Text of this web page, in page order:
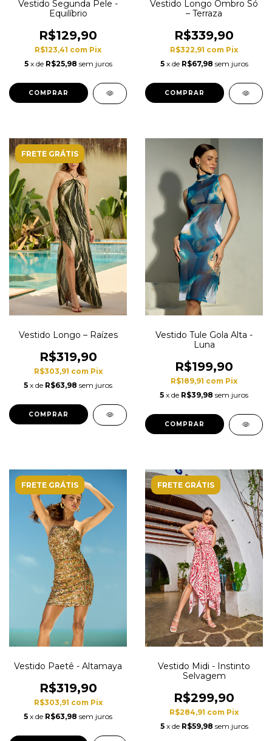
Vestido Segunda Pele -
Equilíbrio
R$129,90
R$123,41 com Pix
5 x de R$25,98 sem juros
COMPRAR
Vestido Longo Ombro Só
– Terraza
R$339,90
R$322,91 com Pix
5 x de R$67,98 sem juros
COMPRAR
FRETE GRÁTIS
Vestido Longo – Raízes
R$319,90
R$303,91 com Pix
5 x de R$63,98 sem juros
COMPRAR
Vestido Tule Gola Alta -
Luna
R$199,90
R$189,91 com Pix
5 x de R$39,98 sem juros
COMPRAR
FRETE GRÁTIS
Vestido Paetê - Altamaya
R$319,90
R$303,91 com Pix
5 x de R$63,98 sem juros
FRETE GRÁTIS
Vestido Midi - Instinto
Selvagem
R$299,90
R$284,91 com Pix
5 x de R$59,98 sem juros